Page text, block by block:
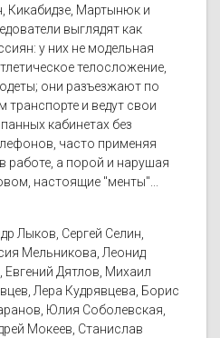
Кикабидзе, Мартынюк и
выглядят как
у них не модельная
телосложение,
они разъезжают по
транспорте и ведут свои
кабинетах без
часто применяя
работе, а порой и нарушая
настоящие "менты"...
Лыков, Сергей Селин,
Мельникова, Леонид
Евгений Дятлов, Михаил
Лера Кудрявцева, Борис
Юлия Соболевская,
Мокеев, Станислав